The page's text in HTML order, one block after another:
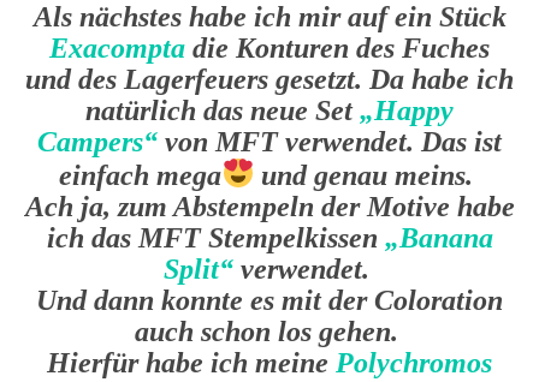
Als nächstes habe ich mir auf ein Stück
Exacompta die Konturen des Fuches
und des Lagerfeuers gesetzt. Da habe ich
natürlich das neue Set„Happy
Campers“ von MFT verwendet. Das ist
einfach mega
und genau meins.
Ach ja, zum Abstempeln der Motive habe
ich das MFT Stempelkissen „Banana
Split“verwendet.
Und dann konnte es mit der Coloration
auch schon los gehen.
Hierfür habe ich meine Polychromos